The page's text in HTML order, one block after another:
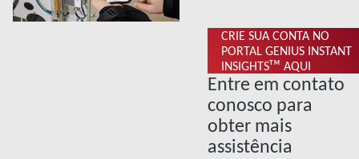
CRIE SUA CONTA NO
PORTAL GENIUS INSTANT
INSIGHTSᵀᴹ AQUI
Entre em contato
conosco para
obter mais
assistência